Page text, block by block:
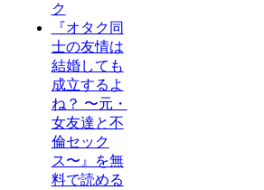
ク
『オタク同
士の友情は
結婚しても
成立するよ
ね？ 〜元・
女友達と不
倫セック
ス〜』を無
料で読める